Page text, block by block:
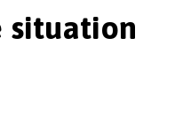
situation